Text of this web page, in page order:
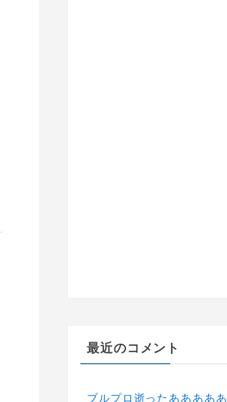
最近のコメント
ブルプロ逝ったあああああ